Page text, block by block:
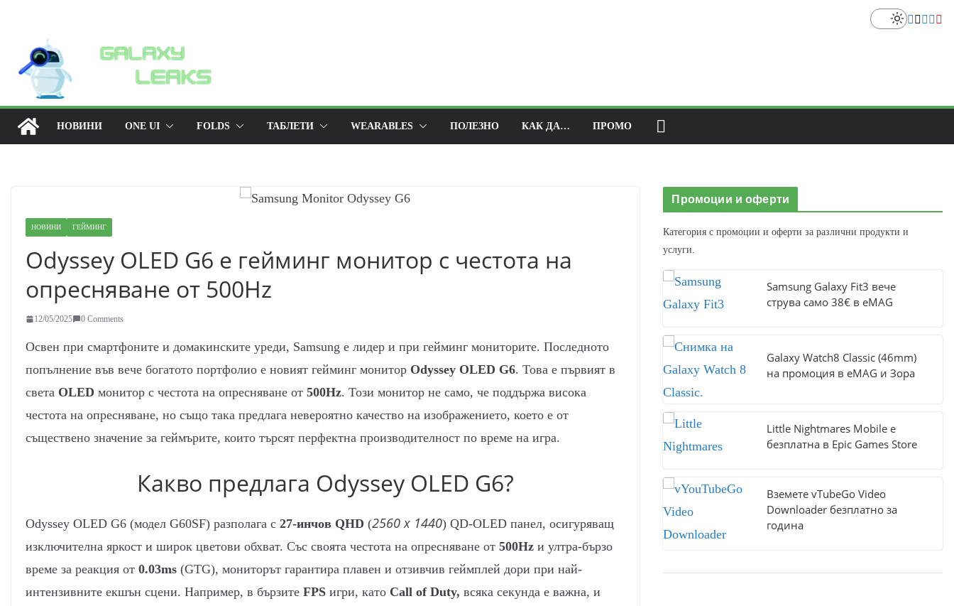
content
НОВИНИ ONE UI FOLDS ТАБЛЕТИ WEARABLES ПОЛЕЗНО КАК ДА… ПРОМО
НОВИНИ ГЕЙМИНГ
Odyssey OLED G6 е гейминг монитор с честота на
опресняване от 500Hz
12/05/2025 0 Comments
Освен при смартфоните и домакинските уреди, Samsung е лидер и при гейминг мониторите. Последното
попълнение във вече богатото портфолио е новият гейминг монитор Odyssey OLED G6. Това е първият в
света OLED монитор с честота на опресняване от 500Hz. Този монитор не само, че поддържа висока
честота на опресняване, но също така предлага невероятно качество на изображението, което е от
съществено значение за геймърите, които търсят перфектна производителност по време на игра.
Какво предлага Odyssey OLED G6?
Odyssey OLED G6 (модел G60SF) разполага с 27-инчов QHD (2560 x 1440) QD-OLED панел, осигуряващ
изключителна яркост и широк цветови обхват. Със своята честота на опресняване от 500Hz и ултра-бързо
време за реакция от 0.03ms (GTG), мониторът гарантира плавен и отзивчив геймплей дори при най-
интензивните екшън сцени. Например, в бързите FPS игри, като Call of Duty, всяка секунда е важна, и
Промоции и оферти
Категория с промоции и оферти за различни продукти и
услуги.
Samsung Galaxy Fit3 вече
струва само 38€ в eMAG
Galaxy Watch8 Classic (46mm)
на промоция в eMAG и Зора
Little Nightmares Mobile е
безплатна в Epic Games Store
Вземете vTubeGo Video
Downloader безплатно за
година